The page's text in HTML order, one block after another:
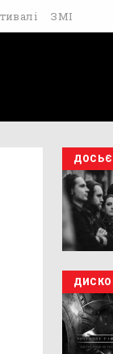
ЗМІ
ДОСЬЄ